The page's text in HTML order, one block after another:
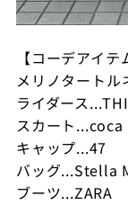
【コーデアイテ
メリノタート
ライダース
スカート...coca
キャップ...47
バッグ...Stella
ブーツ...ZARA